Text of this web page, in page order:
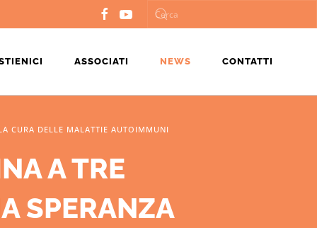
ASSOCIATI NEWS CONTATTI
CURA DELLE MALATTIE AUTOIMMUNI
A TRE
SPERANZA